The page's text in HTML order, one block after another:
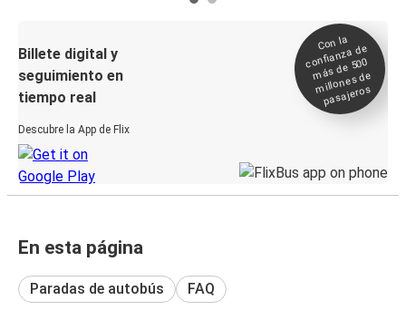
Billete digital y
seguimiento en
tiempo real
Descubre la App de Flix
Con la
confianza de
más de 500
millones de
pasajeros
En esta página
Paradas de autobús FAQ